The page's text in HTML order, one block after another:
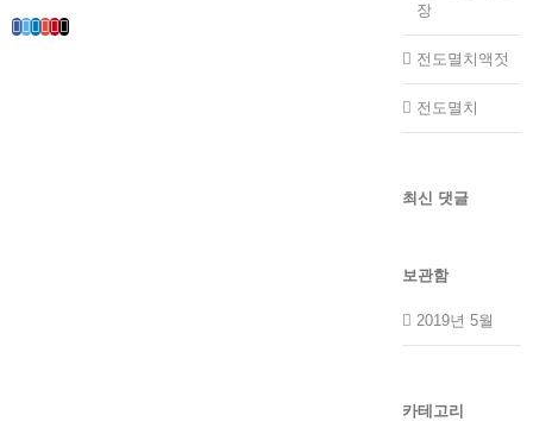
Facebook
Twitter
LinkedIn
Whatsapp
Google+
Pinterest
Email
장
전도멸치액젓
전도멸치
최신 댓글
보관함
2019년 5월
카테고리